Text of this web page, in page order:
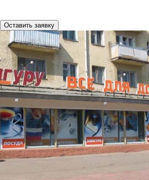
Оставить заявку